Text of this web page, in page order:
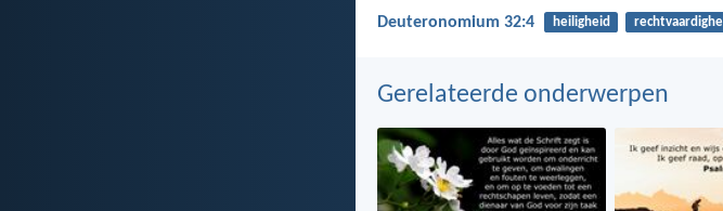
Deuteronomium 32:4 heiligheid
Gerelateerde onderwerpen